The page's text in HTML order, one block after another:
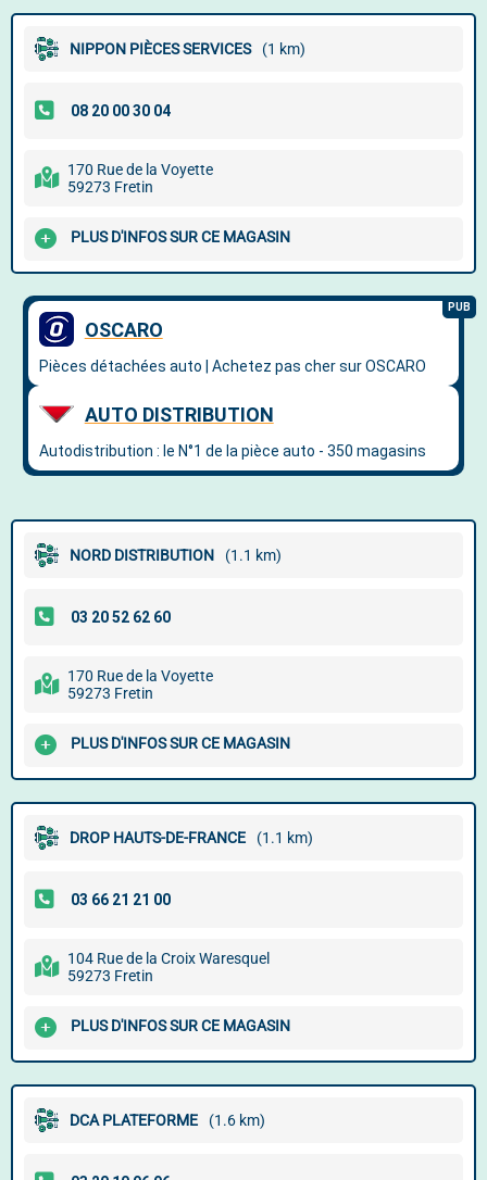
NIPPON PIÈCES SERVICES (1 km)
170 Rue de la Voyette
59273 Fretin
PLUS D'INFOS SUR CE MAGASIN
NORD DISTRIBUTION (1.1 km)
170 Rue de la Voyette
59273 Fretin
PLUS D'INFOS SUR CE MAGASIN
DROP HAUTS-DE-FRANCE (1.1 km)
104 Rue de la Croix Waresquel
59273 Fretin
PLUS D'INFOS SUR CE MAGASIN
DCA PLATEFORME (1.6 km)